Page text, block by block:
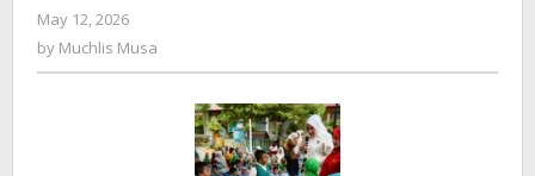
Makan
Ikan
Sehat,
Kuat
May 12, 2026
by Muchlis Musa